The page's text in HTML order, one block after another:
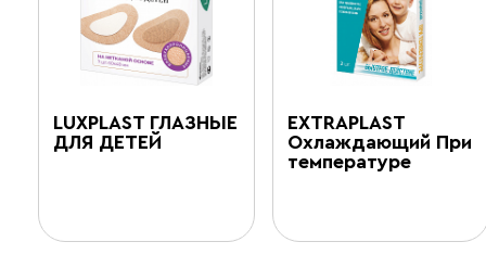
LUXPLAST ГЛАЗНЫЕ
ДЛЯ ДЕТЕЙ
EXTRAPLAST
Охлаждающий При
температуре